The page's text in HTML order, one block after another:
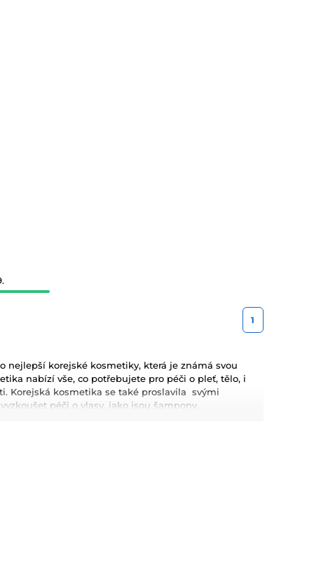
1
nejlepší korejské kosmetiky, která je známá svou
nabízí vše, co potřebujete pro péči o pleť, tělo, i
Korejská kosmetika se také proslavila svými
péči o vlasy, jako jsou šampony,